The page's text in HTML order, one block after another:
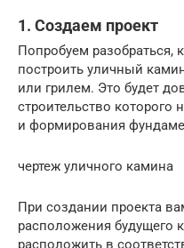
1. Создаем проект
Попробуем
построить уличный
или грилем. Это будет
строительство которого
и формирования
чертеж уличного камина
При создании проекта
расположения будущего
расположить в